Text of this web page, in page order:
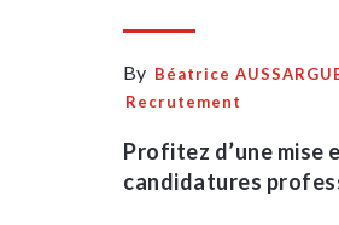
By Béatrice
Recrutement
Profitez d’une mise
candidatures